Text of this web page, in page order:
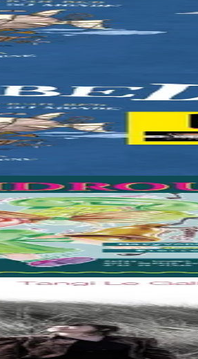
au voyage à travers...
au voyage à travers...